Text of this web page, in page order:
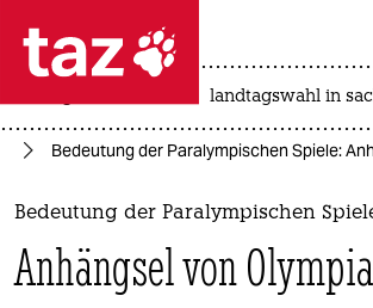
 taz zahl ich
taz zahl ich
themen
politik
landtagswahl in
Bedeutung der Paralympischen Spiele:
Bedeutung der Paralympischen
Anhängsel von Olympia